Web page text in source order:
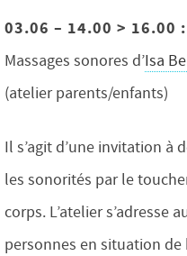
03.06 – 14.00 > 16.00 :
Massages sonores d’Isa
(atelier parents/enfants)
Il s’agit d’une invitation à
les sonorités par le
corps. L’atelier s’adresse
personnes en situation